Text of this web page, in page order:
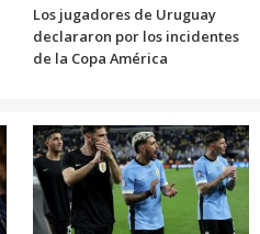
Los jugadores de Uruguay
declararon por los incidentes
de la Copa América